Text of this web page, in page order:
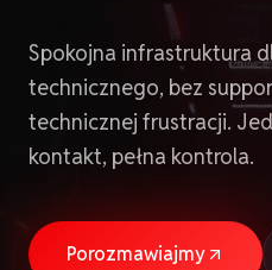
Spokojna infrastruktura
technicznego, bez
technicznej frustracji.
kontakt, pełna kontrola.
Porozmawiajmy